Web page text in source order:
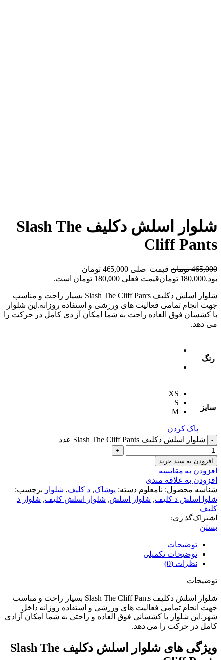
شلوار اسلش دکلیف Slash The
Cliff Pants
465,000 تومان
قیمت اصلی 465,000 تومان
بود.180,000 تومانقیمت فعلی 180,000 تومان است.
شلوار اسلش دکلیف Slash The Cliff Pants بسیار راحت و مناسب
جهت انجام تمامی فعالیت های ورزشی و استفاده روزانه.این شلوار
با کشسان فوق العاده راحت به شما امکان آزادی کامل در حرکت را
می دهد.
رنگ
سایز
XS
S
M
پاک کردن
شلوار اسلش دکلیف Slash The Cliff Pants عدد
افزودن به سبد خرید
افزودن به مقایسه
افزودن به علاقه مندی
شناسه محصول: نامعلوم دسته: پوشاک, د کلیف, شلوار برچسب:
شلوا اسلش د کلیف, شلوار اسلش, شلوار اسلش کلیف, شلوار د
کلیف
اشتراک‌گذاری:
بستن
توضیحات
توضیحات تکمیلی
نظرات (0)
توضیحات
شلوار اسلش دکلیف Slash The Cliff Pants بسیار راحت و مناسب
جهت انجام تمامی فعالیت های ورزشی و استفاده روزانه داخل
شهر.این شلوار با کشسانی فوق العاده و راحتی به شما امکان آزادی
کامل در حرکت را می دهد.
ویژگی های شلوار اسلش دکلیف Slash The